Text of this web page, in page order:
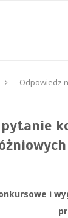
Odpowiedz
pytanie
i